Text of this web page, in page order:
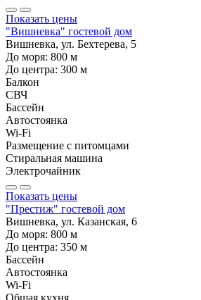
Показать цены
"Вишневка" гостевой дом
Вишневка, ул. Бехтерева, 5
До моря: 800 м
До центра: 300 м
Балкон
СВЧ
Бассейн
Автостоянка
Wi-Fi
Размещение с питомцами
Стиральная машина
Электрочайник
Показать цены
"Престиж" гостевой дом
Вишневка, ул. Казанская, 6
До моря: 800 м
До центра: 350 м
Бассейн
Автостоянка
Wi-Fi
Общая кухня